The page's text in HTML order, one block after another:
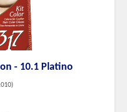
- 10.1 Platino
)